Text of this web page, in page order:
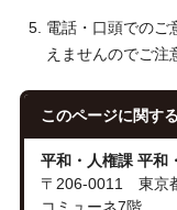
電話・口頭でのご
えませんのでご注
このページに関する
平和・人権課 平和
〒206-0011 東京